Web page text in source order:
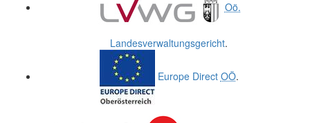
Oö.
Landesverwaltungsgericht.
Europe Direct OÖ.